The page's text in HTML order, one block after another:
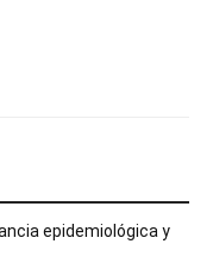
epidemiológica y